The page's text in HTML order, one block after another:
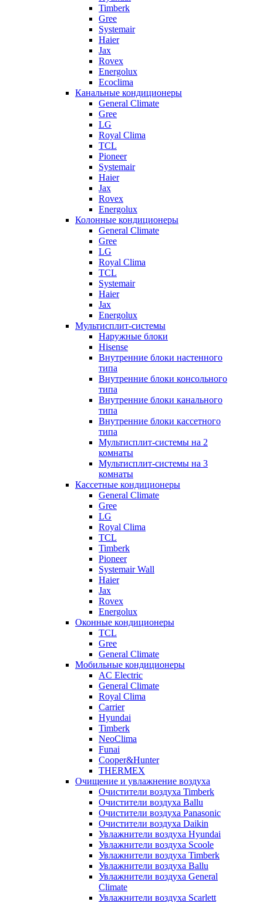
Timberk
Gree
Systemair
Haier
Jax
Rovex
Energolux
Ecoclima
Канальные кондиционеры
General Climate
Gree
LG
Royal Clima
TCL
Pioneer
Systemair
Haier
Jax
Rovex
Energolux
Колонные кондиционеры
General Climate
Gree
LG
Royal Clima
TCL
Systemair
Haier
Jax
Energolux
Мультисплит-системы
Наружные блоки
Hisense
Внутренние блоки настенного
типа
Внутренние блоки консольного
типа
Внутренние блоки канального
типа
Внутренние блоки кассетного
типа
Мультисплит-системы на 2
комнаты
Мультисплит-системы на 3
комнаты
Кассетные кондиционеры
General Climate
Gree
LG
Royal Clima
TCL
Timberk
Pioneer
Systemair Wall
Haier
Jax
Rovex
Energolux
Оконные кондиционеры
TCL
Gree
General Climate
Мобильные кондиционеры
AC Electric
General Climate
Royal Clima
Carrier
Hyundai
Timberk
NeoClima
Funai
Cooper&Hunter
THERMEX
Очищение и увлажнение воздуха
Очистители воздуха Timberk
Очистители воздуха Ballu
Очистители воздуха Panasonic
Очистители воздуха Daikin
Увлажнители воздуха Hyundai
Увлажнители воздуха Scoole
Увлажнители воздуха Timberk
Увлажнители воздуха Ballu
Увлажнители воздуха General
Climate
Увлажнители воздуха Scarlett